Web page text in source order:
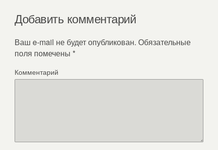
Добавить комментарий
Ваш e-mail не будет опубликован. Обязательные
поля помечены *
Комментарий